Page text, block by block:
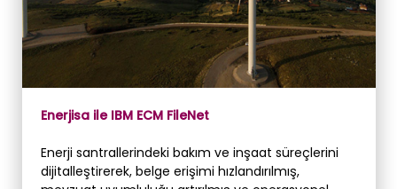
Enerjisa ile IBM ECM FileNet
Enerji santrallerindeki bakım ve inşaat süreçlerini
dijitalleştirerek, belge erişimi hızlandırılmış,